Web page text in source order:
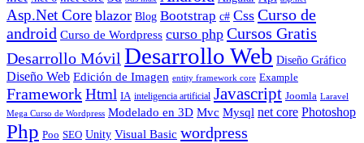
Asp.Net Core blazor Blog Bootstrap c# Css Curso de
android Curso de Wordpress curso php Cursos Gratis
Desarrollo Móvil Desarrollo Web Diseño Gráfico
Diseño Web Edición de Imagen entity framework core Example
FrameworkHtml IA inteligencia artificial Javascript Joomla Laravel
Mega Curso de Wordpress Modelado en 3D Mvc Mysql net core Photoshop
Php Poo SEO Unity Visual Basic wordpress